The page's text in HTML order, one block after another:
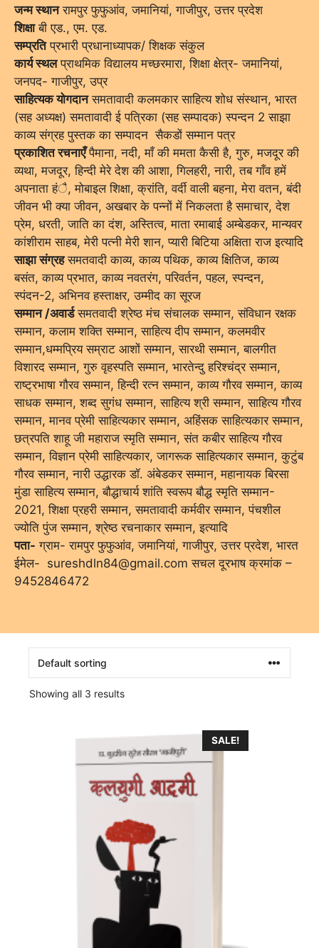
जन्म स्थानरामपुर फुफुआंव, जमानियां, गाजीपुर, उत्तर प्रदेश
शिक्षाबी एड., एम. एड.
सम्प्रतिप्रभारी प्रधानाध्यापक/ शिक्षक संकुल
कार्य स्थलप्राथमिक विद्यालय मच्छरमारा, शिक्षा क्षेत्र- जमानियां,
जनपद- गाजीपुर, उप्र
साहित्यक योगदानसमतावादी कलमकार साहित्य शोध संस्थान, भारत
(सह अध्यक्ष) समतावादी ई पत्रिका (सह सम्पादक) स्पन्दन 2 साझा
काव्य संग्रह पुस्तक का सम्पादन सैकडों सम्मान पत्र
प्रकाशित रचनाएँपैमाना, नदी, माँ की ममता कैसी है, गुरु, मजदूर की
व्यथा, मजदूर, हिन्दी मेरे देश की आशा, गिलहरी, नारी, तब गाँव हमें
अपनाता हंै, मोबाइल शिक्षा, क्रांति, वर्दी वाली बहना, मेरा वतन, बंदी
जीवन भी क्या जीवन, अखबार के पन्नों में निकलता है समाचार, देश
प्रेम, धरती, जाति का दंश, अस्तित्व, माता रमाबाई अम्बेडकर, मान्यवर
कांशीराम साहब, मेरी पत्नी मेरी शान, प्यारी बिटिया अक्षिता राज इत्यादि
साझा संग्रहसमतवादी काव्य, काव्य पथिक, काव्य क्षितिज, काव्य
बसंत, काव्य प्रभात, काव्य नवतरंग, परिवर्तन, पहल, स्पन्दन,
स्पंदन-2, अभिनव हस्ताक्षर, उम्मीद का सूरज
सम्मान /अवार्डसमतवादी श्रेष्ठ मंच संचालक सम्मान, संविधान रक्षक
सम्मान, कलाम शक्ति सम्मान, साहित्य दीप सम्मान, कलमवीर
सम्मान,धम्मप्रिय सम्राट आशों सम्मान, सारथी सम्मान, बालगीत
विशारद सम्मान, गुरु वृहस्पति सम्मान, भारतेन्दु हरिश्चंद्र सम्मान,
राष्ट्रभाषा गौरव सम्मान, हिन्दी रत्न सम्मान, काव्य गौरव सम्मान, काव्य
साधक सम्मान, शब्द सुगंध सम्मान, साहित्य श्री सम्मान, साहित्य गौरव
सम्मान, मानव प्रेमी साहित्यकार सम्मान, अहिंसक साहित्यकार सम्मान,
छत्रपति शाहू जी महाराज स्मृति सम्मान, संत कबीर साहित्य गौरव
सम्मान, विज्ञान प्रेमी साहित्यकार, जागरूक साहित्यकार सम्मान, कुटुंब
गौरव सम्मान, नारी उद्धारक डॉ. अंबेडकर सम्मान, महानायक बिरसा
मुंडा साहित्य सम्मान, बौद्धाचार्य शांति स्वरूप बौद्ध स्मृति सम्मान-
2021, शिक्षा प्रहरी सम्मान, समतावादी कर्मवीर सम्मान, पंचशील
ज्योति पुंज सम्मान, श्रेष्ठ रचनाकार सम्मान, इत्यादि
पता- ग्राम- रामपुर फुफुआंव, जमानियां, गाजीपुर, उत्तर प्रदेश, भारत
ईमेल- sureshdln84@gmail.com सचल दूरभाष क्रमांक –
9452846472
Showing all 3 results
SALE!